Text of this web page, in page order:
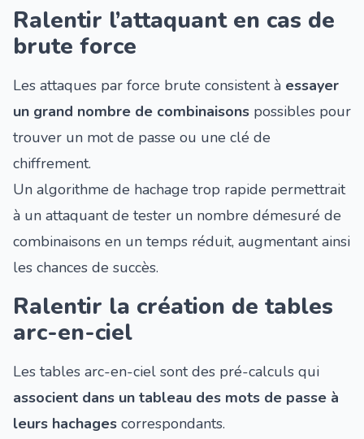
Ralentir l’attaquant en cas de
brute force
Les attaques par force brute consistent à essayer
un grand nombre de combinaisons possibles pour
trouver un mot de passe ou une clé de
chiffrement.
Un algorithme de hachage trop rapide permettrait
à un attaquant de tester un nombre démesuré de
combinaisons en un temps réduit, augmentant ainsi
les chances de succès.
Ralentir la création de tables
arc-en-ciel
Les tables arc-en-ciel sont des pré-calculs qui
associent dans un tableau des mots de passe à
leurs hachages correspondants.